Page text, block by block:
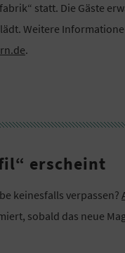
statt. Die Gäste
Weitere
.
erscheint
keinesfalls verpassen?
sobald das neue